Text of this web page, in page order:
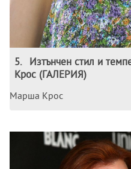
5.
Изтънчен стил и
Крос (ГАЛЕРИЯ)
Марша Крос